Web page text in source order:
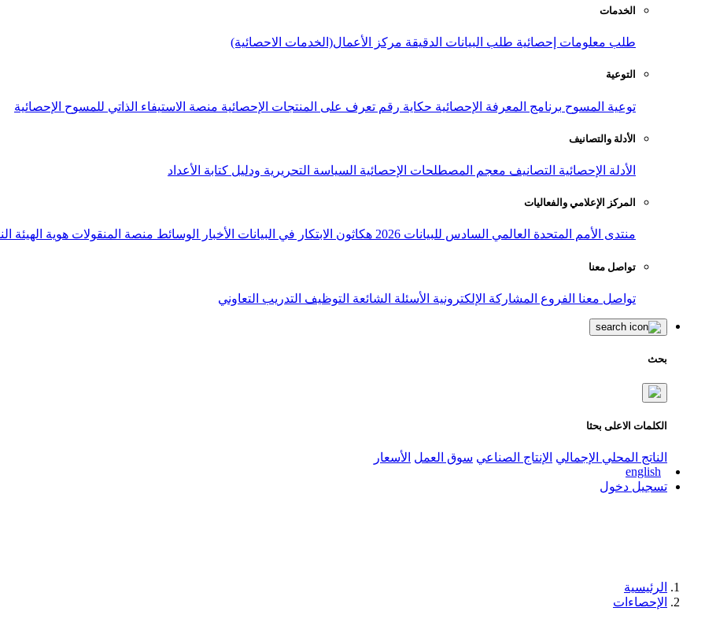
الخدمات
طلب معلومات إحصائية طلب البيانات الدقيقة مركز الأعمال(الخدمات الاحصائية)
التوعية
توعية المسوح برنامج المعرفة الإحصائية حكاية رقم تعرف على المنتجات الإحصائية منصة الاستيفاء الذاتي للمسوح الإحصائية
الأدلة والتصانيف
الأدلة الإحصائية التصانيف معجم المصطلحات الإحصائية السياسة التحريرية ودليل كتابة الأعداد
المركز الإعلامي والفعاليات
منتدى الأمم المتحدة العالمي السادس للبيانات 2026 هكاثون الابتكار في البيانات الأخبار الوسائط منصة المنقولات هوية الهيئة
تواصل معنا
تواصل معنا الفروع المشاركة الإلكترونية الأسئلة الشائعة التوظيف التدريب التعاوني
بحث
الكلمات الاعلى بحثا
الناتج المحلي الإجمالي الإنتاج الصناعي سوق العمل الأسعار
english
تسجيل دخول
الرئيسية
الإحصاءات